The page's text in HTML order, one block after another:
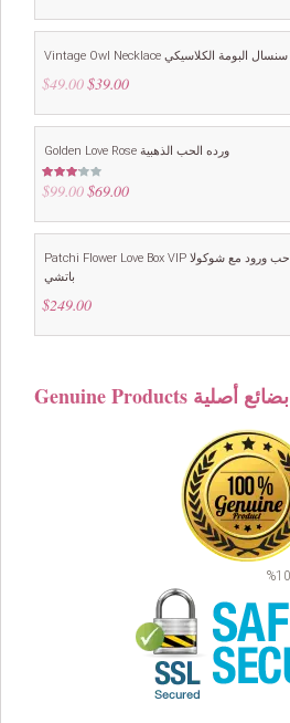
was:
is:
Vintage Owl Necklace سنسال البومة الكلاسيكي
$49.00 Original
was:
$39.00Current
is:
Golden Love Rose ورده الحب الذهبية
Rated
3.00
5
$99.00 Original
was:
$69.00Current
is:
Patchi Flower Love Box VIP بوكس قلب حب ورود مع شوكولا
باتشي
$249.00
Genuine Products بضائع أصلية